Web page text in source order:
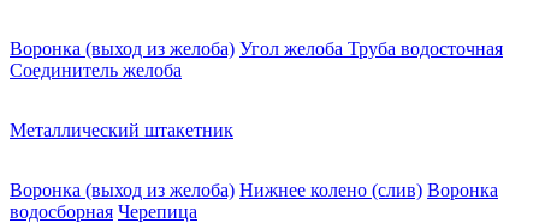
Воронка (выход из желоба) Угол желоба Труба водосточная
Соединитель желоба
Металлический штакетник
Воронка (выход из желоба) Нижнее колено (слив) Воронка
водосборная Черепица